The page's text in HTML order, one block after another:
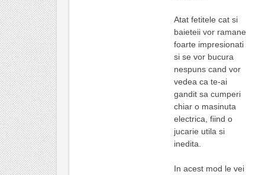
Atat fetitele cat si
baieteii vor ramane
foarte impresionati
si se vor bucura
nespuns cand vor
vedea ca te-ai
gandit sa cumperi
chiar o masinuta
electrica, fiind o
jucarie utila si
inedita.
In acest mod le vei